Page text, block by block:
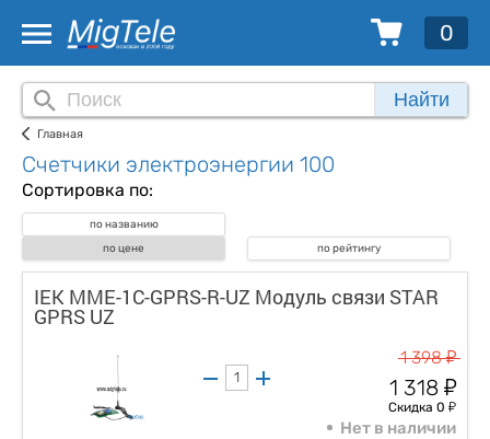
0
Найти
Главная
Счетчики электроэнергии 100
Сортировка по:
по названию
по цене
по рейтингу
IEK MME-1C-GPRS-R-UZ Модуль связи STAR
GPRS UZ
1 398у
1 318 у
Скидка 0 у
Нет в наличии